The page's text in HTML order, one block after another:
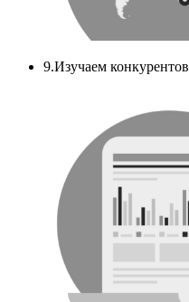
9.Изучаем конкурентов